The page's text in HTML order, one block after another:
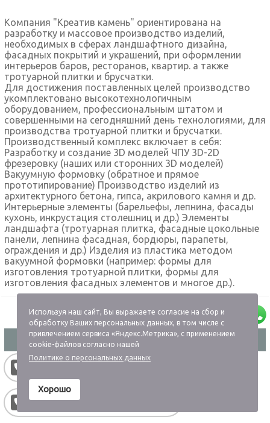
Компания "Креатив камень" ориентирована на
разработку и массовое производство изделий,
необходимых в сферах ландшафтного дизайна,
фасадных покрытий и украшений, при оформлении
интерьеров баров, ресторанов, квартир. а также
тротуарной плитки и брусчатки.
Для достижения поставленных целей производство
укомплектовано высокотехнологичным
оборудованием, профессиональным штатом и
совершенными на сегодняшний день технологиями, для
производства тротуарной плитки и брусчатки.
Производственный комплекс включает в себя:
Разработку и создание 3D моделей ЧПУ 3D-2D
фрезеровку (наших или сторонних 3D моделей)
Вакуумную формовку (обратное и прямое
прототипирование) Производство изделий из
архитектурного бетона, гипса, акрилового камня и др.
Интерьерные элементы (барельефы, лепнина, фасады
кухонь, инкрустация столешниц и др.) Элементы
ландшафта (тротуарная плитка, фасадные цокольные
панели, лепнина фасадная, бордюры, парапеты,
ограждения и др.) Изделия из пластика методом
вакуумной формовки (например: формы для
изготовления тротуарной плитки, формы для
изготовления фасадных элементов и многое др.).
Пользуясь нашим сайтом пользователь соглашается
сПолитикой обработки персональных данных
+7 916-664-48-49
+7 985-517-99-66
Используя наш сайт, Вы выражаете согласие на сбор и
обработку Ваших персональных данных, в том числе с
привлечением сервиса «Яндекс.Метрика», с применением
cookie-файлов согласно нашей
Политике о персональных данных
Хорошо